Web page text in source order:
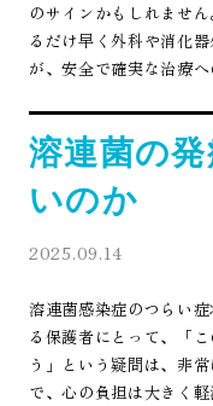
のサインかもしれませ
るだけ早く外科や消化
が、安全で確実な治療へ
溶連菌の
いのか
2025.09.14
溶連菌感染症のつらい
る保護者にとって、「
う」という疑問は、非
で、心の負担は大きく